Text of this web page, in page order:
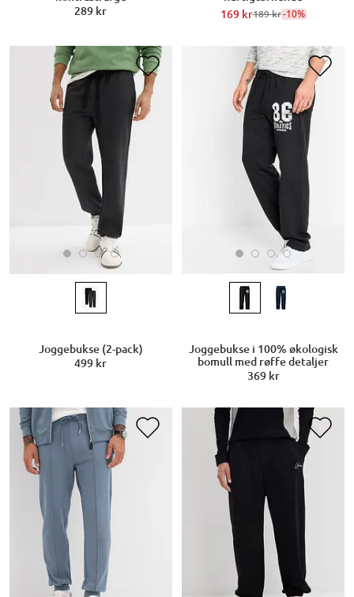
289 kr
169 kr189 kr-10%
Joggebukse (2-pack)
499 kr
Joggebukse i 100% økologisk
bomull med røffe detaljer
369 kr